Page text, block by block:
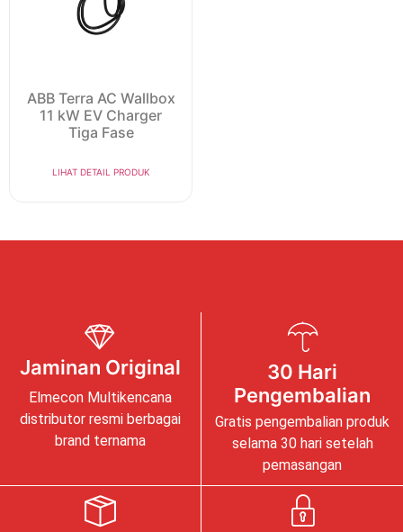
ABB Terra AC Wallbox
11 kW EV Charger
Tiga Fase
LIHAT DETAIL PRODUK
Jaminan Original
Elmecon Multikencana
distributor resmi berbagai
brand ternama
30 Hari
Pengembalian
Gratis pengembalian produk
selama 30 hari setelah
pemasangan